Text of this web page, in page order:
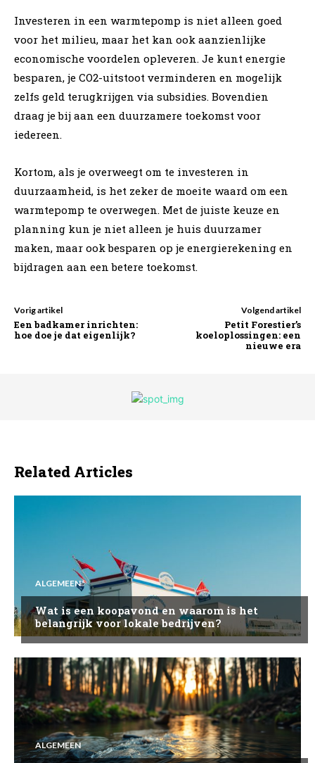
Investeren in een warmtepomp is niet alleen goed
voor het milieu, maar het kan ook aanzienlijke
economische voordelen opleveren. Je kunt energie
besparen, je CO2-uitstoot verminderen en mogelijk
zelfs geld terugkrijgen via subsidies. Bovendien
draag je bij aan een duurzamere toekomst voor
iedereen.
Kortom, als je overweegt om te investeren in
duurzaamheid, is het zeker de moeite waard om een
warmtepomp te overwegen. Met de juiste keuze en
planning kun je niet alleen je huis duurzamer
maken, maar ook besparen op je energierekening en
bijdragen aan een betere toekomst.
Vorig artikel
Een badkamer inrichten:
hoe doe je dat eigenlijk?
Volgend artikel
Petit Forestier’s
koeloplossingen: een
nieuwe era
Related Articles
ALGEMEEN
Wat is een koopavond en waarom is het
belangrijk voor lokale bedrijven?
ALGEMEEN